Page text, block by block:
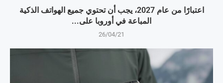
اعتبارًا من عام 2027، يجب أن تحتوي جميع الهواتف الذكية
المباعة في أوروبا على...
26/04/21